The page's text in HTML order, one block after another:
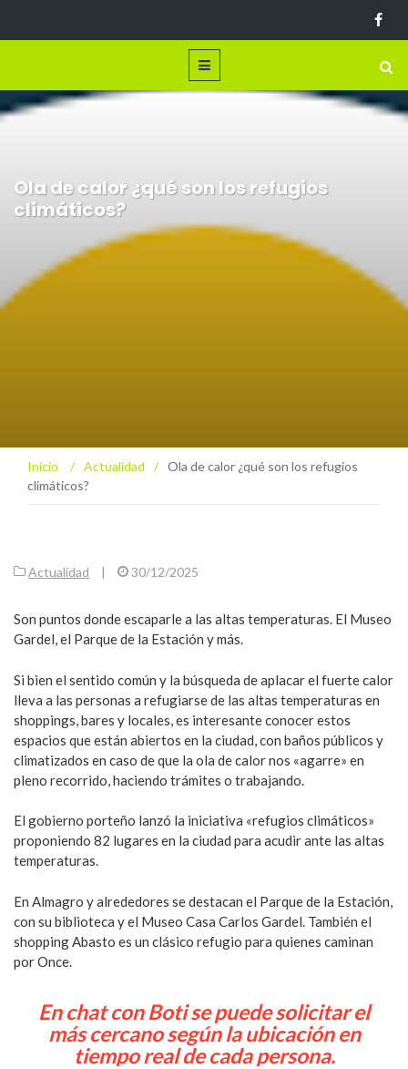
Ola de calor ¿qué son los refugios
climáticos?
Inicio / Actualidad / Ola de calor ¿qué son los refugios
climáticos?
Actualidad | 30/12/2025
Son puntos donde escaparle a las altas temperaturas. El Museo
Gardel, el Parque de la Estación y más.
Si bien el sentido común y la búsqueda de aplacar el fuerte calor
lleva a las personas a refugiarse de las altas temperaturas en
shoppings, bares y locales, es interesante conocer estos
espacios que están abiertos en la ciudad, con baños públicos y
climatizados en caso de que la ola de calor nos «agarre» en
pleno recorrido, haciendo trámites o trabajando.
El gobierno porteño lanzó la iniciativa «refugios climáticos»
proponiendo 82 lugares en la ciudad para acudir ante las altas
temperaturas.
En Almagro y alrededores se destacan el Parque de la Estación,
con su biblioteca y el Museo Casa Carlos Gardel. También el
shopping Abasto es un clásico refugio para quienes caminan
por Once.
En chat con Boti se puede solicitar el
más cercano según la ubicación en
tiempo real de cada persona.